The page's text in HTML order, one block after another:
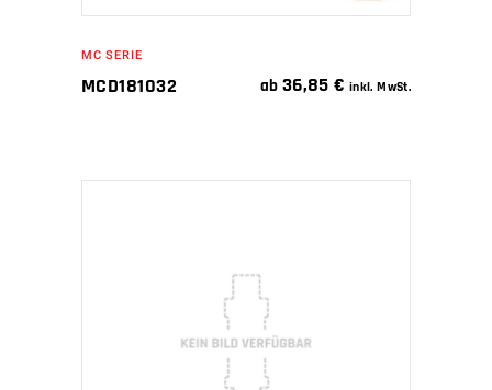
MC SERIE
MCD181032 ab 36,85€ inkl. MwSt.
IN DEN WARENKORB